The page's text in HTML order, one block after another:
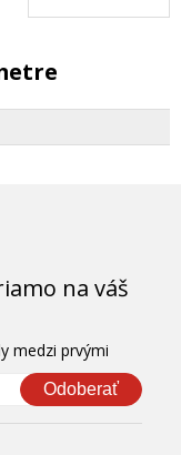
na váš
medzi prvými
Odoberať